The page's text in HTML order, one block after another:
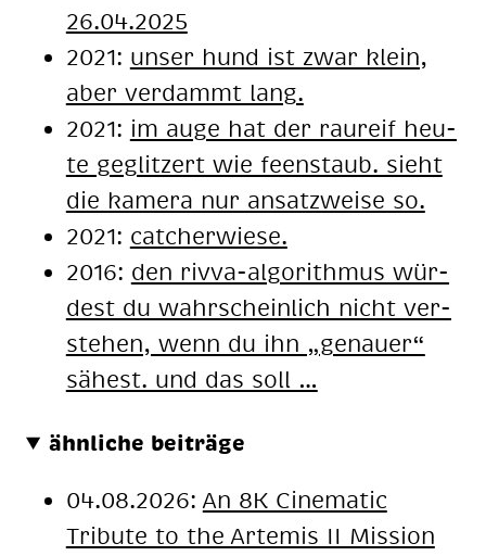
26.04.2025
2021: un­ser hund ist zwar klein,
aber ver­dammt lang.
2021: im auge hat der rau­reif heu­
te ge­glit­zert wie feen­staub. sieht
die ka­me­ra nur an­satz­wei­se so.
2021: cat­cher­wie­se.
2016: den riv­va-al­go­rith­mus wür­
dest du wahr­schein­lich nicht ver­
ste­hen, wenn du ihn „ge­nau­er“
sä­hest. und das soll …
ähnliche beiträge
04.08.2026: An 8K Cinematic
Tribute to the Artemis II Mission